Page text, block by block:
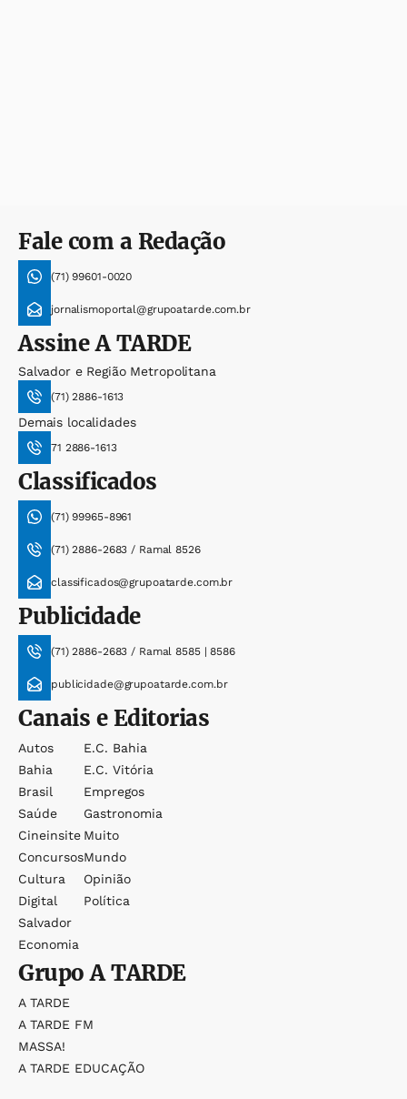
Fale com a Redação
(71) 99601-0020
jornalismoportal@grupoatarde.com.br
AssineA TARDE
Salvador e Região Metropolitana
(71) 2886-1613
Demais localidades
71 2886-1613
Classificados
(71) 99965-8961
(71) 2886-2683 / Ramal 8526
classificados@grupoatarde.com.br
Publicidade
(71) 2886-2683 / Ramal 8585 | 8586
publicidade@grupoatarde.com.br
Canais e Editorias
Autos
Bahia
Brasil
Saúde
Cineinsite
Concursos
Cultura
Digital
Salvador
Economia
E.c. Bahia
E.c. Vitória
Empregos
Gastronomia
Muito
Mundo
Opinião
Política
GrupoA TARDE
A TARDE
A TARDE FM
MASSA!
A TARDE EDUCAÇÃO